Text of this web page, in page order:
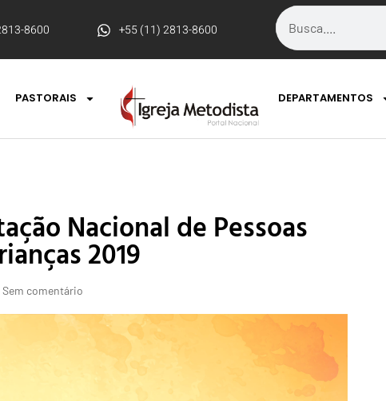
8600 +55 (11) 2813-8600
PASTORAIS DEPARTAMENTOS
Nacional de Pessoas
2019
Sem comentário